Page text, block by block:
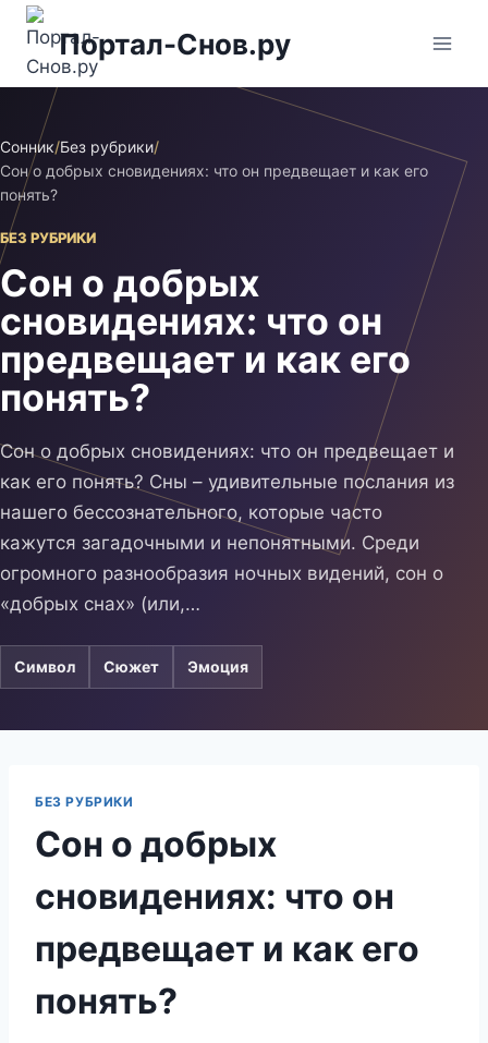
Перейти
содержимому
Портал-Снов.ру
Сонник/Без рубрики/
Сон о добрых сновидениях: что он предвещает и как его
понять?
БЕЗ РУБРИКИ
Сон о добрых
сновидениях: что он
предвещает и как его
понять?
Сон о добрых сновидениях: что он предвещает и
как его понять? Сны – удивительные послания из
нашего бессознательного, которые часто
кажутся загадочными и непонятными. Среди
огромного разнообразия ночных видений, сон о
«добрых снах» (или,…
Символ Сюжет Эмоция
БЕЗ РУБРИКИ
Сон о добрых
сновидениях: что он
предвещает и как его
понять?